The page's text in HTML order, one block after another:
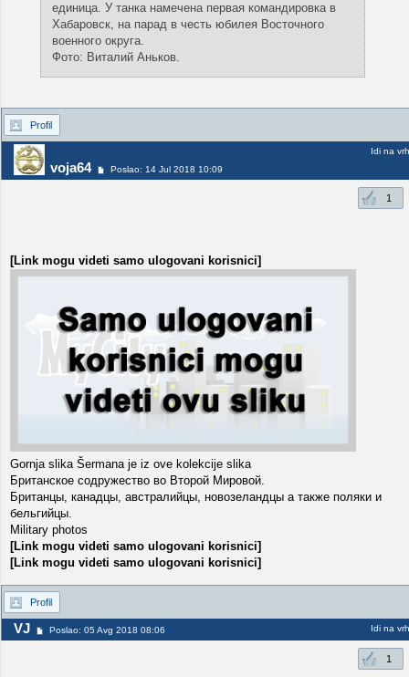
единица. У танка намечена первая командировка в
Хабаровск, на парад в честь юбилея Восточного
военного округа.
Фото: Виталий Аньков.
Profil
voja64 Poslao: 14 Jul 2018 10:09
Idi na vrh
1
[Link mogu videti samo ulogovani korisnici]
Gornja slika Šermana je iz ove kolekcije slika
Британское содружество во Второй Мировой.
Британцы, канадцы, австралийцы, новозеландцы а также поляки и
бельгийцы.
Military photos
[Link mogu videti samo ulogovani korisnici]
[Link mogu videti samo ulogovani korisnici]
Profil
VJ Poslao: 05 Avg 2018 08:06 Idi na vrh
1